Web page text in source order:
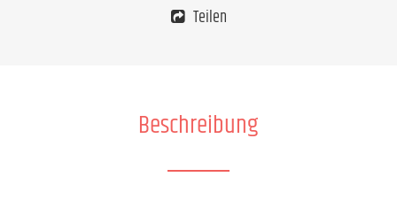
Teilen
Beschreibung